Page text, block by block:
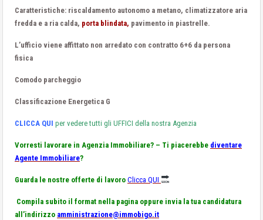
Caratteristiche: riscaldamento autonomo a metano, climatizzatore aria
fredda e a ria calda, porta blindata, pavimento in piastrelle.
L’ufficio viene affittato non arredato con contratto 6+6 da persona
fisica
Comodo parcheggio
Classificazione Energetica G
CLICCA QUI per vedere tutti gli UFFICI della nostra Agenzia
Vorresti lavorare in Agenzia Immobiliare? – Ti piacerebbe diventare
Agente Immobiliare?
Guarda le nostre offerte di lavoro Clicca QUI
Compila subito il format nella pagina oppure invia la tua candidatura
all’indirizzo amministrazione@immobigo.it